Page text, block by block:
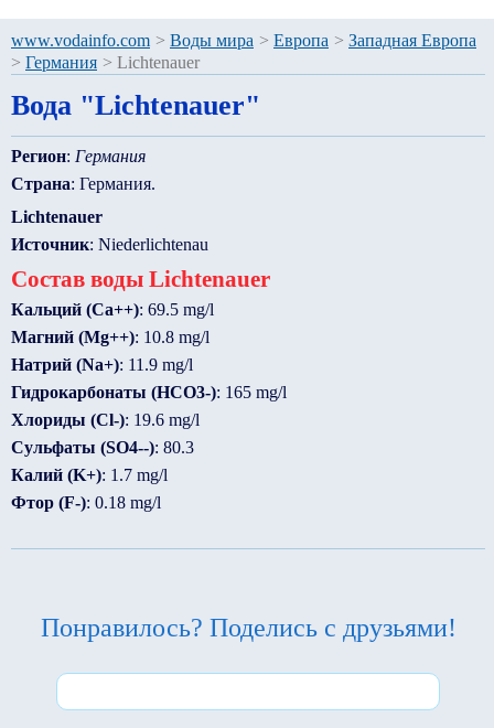
www.vodainfo.com > Воды мира > Европа > Западная Европа
> Германия > Lichtenauer
Вода "Lichtenauer"
Регион: Германия
Страна: Германия.
Lichtenauer
Источник: Niederlichtenau
Состав воды Lichtenauer
Кальций (Ca++): 69.5 mg/l
Магний (Mg++): 10.8 mg/l
Натрий (Na+): 11.9 mg/l
Гидрокарбонаты (HCO3-): 165 mg/l
Хлориды (Cl-): 19.6 mg/l
Сульфаты (SO4--): 80.3
Калий (K+): 1.7 mg/l
Фтор (F-): 0.18 mg/l
Понравилось? Поделись с друзьями!